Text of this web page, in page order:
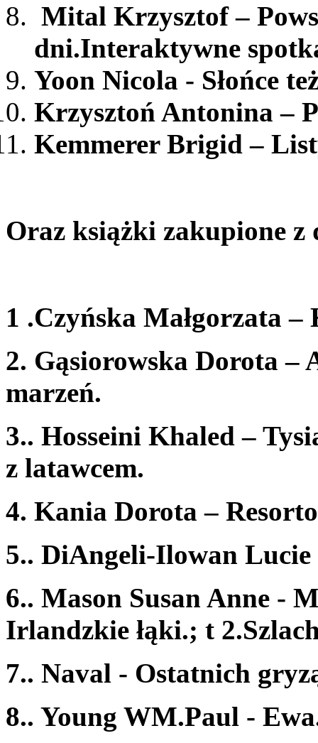
Mital Krzysztof –
dni.Interaktywne
Yoon Nicola - Słońce
Krzysztoń Antonina –
Kemmerer Brigid –
Oraz książki zakupione
1 .Czyńska Małgorzata
2. Gąsiorowska Dorota –
marzeń.
3.. Hosseini Khaled –
z latawcem.
4. Kania Dorota –
5.. DiAngeli-Ilowan Lucie
6.. Mason Susan Anne -
Irlandzkie łąki.; t
7.. Naval - Ostatnich
8.. Young WM.Paul -